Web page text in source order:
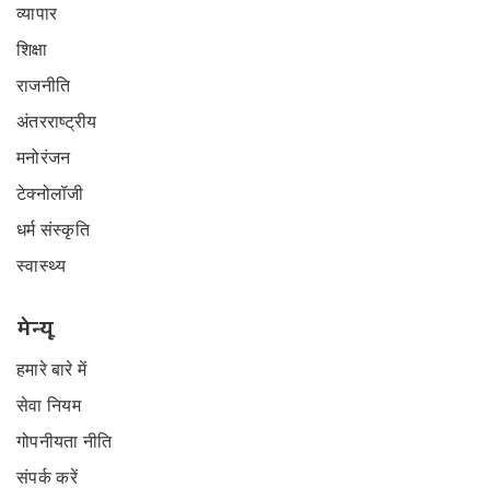
व्यापार
शिक्षा
राजनीति
अंतरराष्ट्रीय
मनोरंजन
टेक्नोलॉजी
धर्म संस्कृति
स्वास्थ्य
मेन्यू
हमारे बारे में
सेवा नियम
गोपनीयता नीति
संपर्क करें